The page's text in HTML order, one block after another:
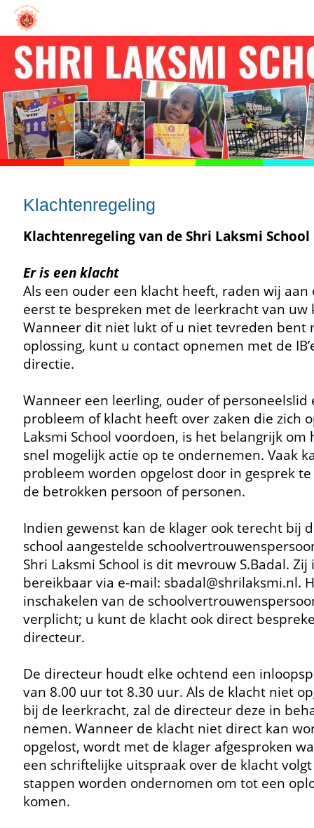
Klachtenregeling
Klachtenregeling van de Shri Laksmi School
Er is een klacht
Als een ouder een klacht heeft, raden wij aan
eerst te bespreken met de leerkracht van uw
Wanneer dit niet lukt of u niet tevreden bent
oplossing, kunt u contact opnemen met de
directie.
Wanneer een leerling, ouder of personeelslid
probleem of klacht heeft over zaken die zich
Laksmi School voordoen, is het belangrijk om
snel mogelijk actie op te ondernemen. Vaak
probleem worden opgelost door in gesprek
de betrokken persoon of personen.
Indien gewenst kan de klager ook terecht bij
school aangestelde
Shri Laksmi School is dit mevrouw S.Badal. Zij
bereikbaar via e-mail: sbadal@shrilaksmi.nl.
inschakelen van de
verplicht; u kunt de klacht ook direct
directeur.
De directeur houdt elke ochtend een
van 8.00 uur tot 8.30 uur. Als de klacht niet
bij de leerkracht, zal de directeur deze in
nemen. Wanneer de klacht niet direct kan
opgelost, wordt met de klager afgesproken
een schriftelijke uitspraak over de klacht
stappen worden ondernomen om tot een
komen.